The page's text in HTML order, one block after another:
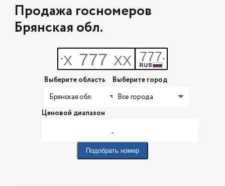
Продажа госномеров
Брянская обл.
Выберите область
Брянская обл.
Выберите город
Все города
Ценовой диапазон
-
Подобрать номер